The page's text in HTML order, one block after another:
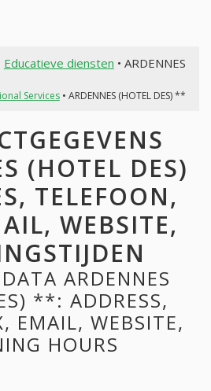
Educatieve diensten • ARDENNES
Services• ARDENNES (HOTEL DES) **
(HOTEL DES)
TELEFOON,
WEBSITE,
ARDENNES
**: ADDRESS,
EMAIL, WEBSITE,
HOURS